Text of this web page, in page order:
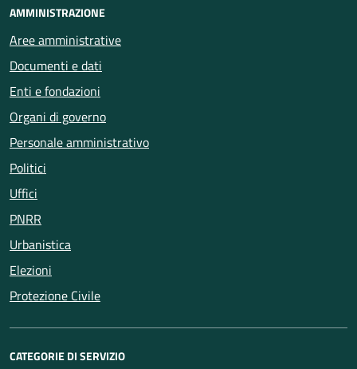
AMMINISTRAZIONE
Aree amministrative
Documenti e dati
Enti e fondazioni
Organi di governo
Personale amministrativo
Politici
Uffici
PNRR
Urbanistica
Elezioni
Protezione Civile
CATEGORIE DI SERVIZIO